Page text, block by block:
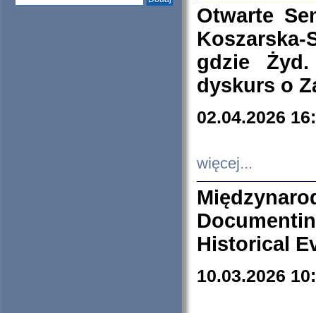
Otwarte
Koszarska-
gdzie
dyskurs o
02.04.2026
więcej...
Historical
10.03.2026